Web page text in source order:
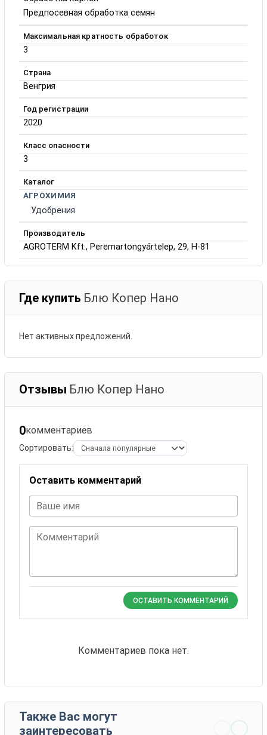
Предпосевная обработка семян
Максимальная кратность обработок
3
Страна
Венгрия
Год регистрации
2020
Класс опасности
3
Каталог
АГРОХИМИЯ
Удобрения
Производитель
AGROTERM Kft., Peremartongyártelep, 29, H-81
Где купить Блю Копер Нано
Нет активных предложений.
Отзывы Блю Копер Нано
0комментариев
Сортировать:
Оставить комментарий
Ваше имя
Комментарий
ОСТАВИТЬ КОММЕНТАРИЙ
Комментариев пока нет.
Также Вас могут
заинтересовать